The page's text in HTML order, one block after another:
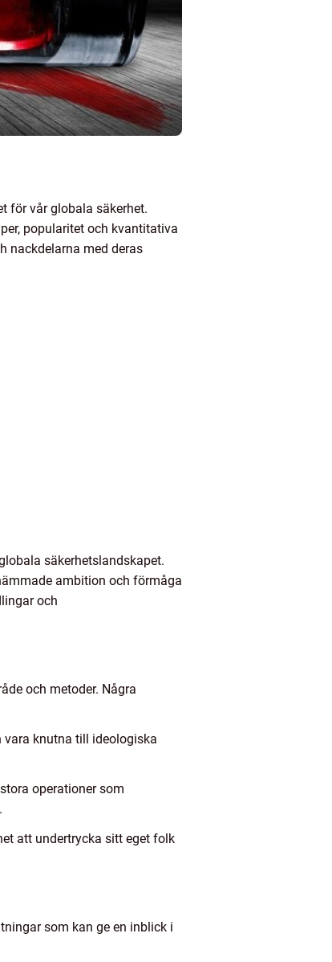
för vår globala säkerhet.
popularitet och kvantitativa
nackdelarna med deras
säkerhetslandskapet.
ambition och förmåga
och
och metoder. Några
vara knutna till ideologiska
operationer som
att undertrycka sitt eget folk
som kan ge en inblick i